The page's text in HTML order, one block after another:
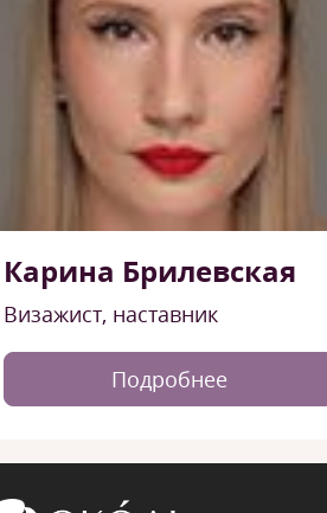
Карина Брилевская
Визажист, наставник
Подробнее